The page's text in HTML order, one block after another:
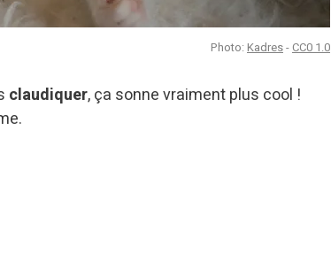
Photo: Kadres- CC0 1.0
claudiquer, ça sonne vraiment plus cool !